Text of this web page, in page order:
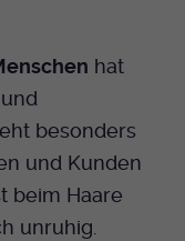
hat
und
besonders
und Kunden
beim Haare
unruhig.